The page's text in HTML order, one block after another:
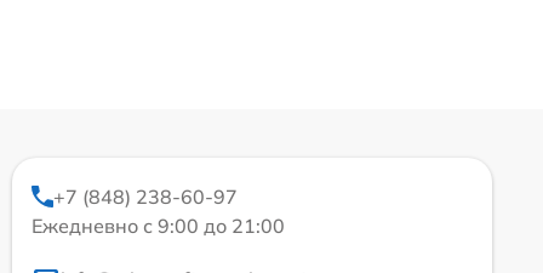
+7 (848) 238-60-97
Ежедневно с 9:00 до 21:00